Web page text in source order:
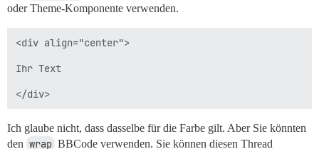
oder Theme-Komponente verwenden.
<div align="center">
Ihr Text
Ich glaube nicht, dass dasselbe für die Farbe gilt. Aber Sie könnten
den wrap BBCode verwenden. Sie können diesen Thread